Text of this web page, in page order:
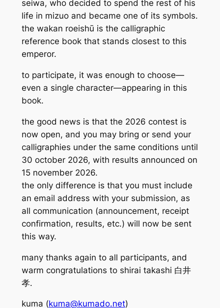
seiwa, who decided to spend the rest of his
life in mizuo and became one of its symbols.
the wakan roeishū is the calligraphic
reference book that stands closest to this
emperor.
to participate, it was enough to choose—
even a single character—appearing in this
book.
the good news is that the 2026 contest is
now open, and you may bring or send your
calligraphies under the same conditions until
30 october 2026, with results announced on
15 november 2026.
the only difference is that you must include
an email address with your submission, as
all communication (announcement, receipt
confirmation, results, etc.) will now be sent
this way.
many thanks again to all participants, and
warm congratulations to shirai takashi 白井
孝.
kuma (kuma@kumado.net)